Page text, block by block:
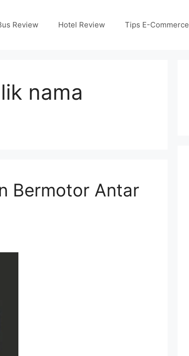
Review Hotel Review Tips E-Commerce
nama
Bermotor Antar